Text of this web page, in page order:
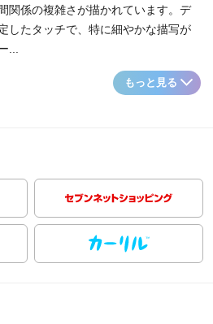
関係の複雑さが描かれています。デ
したタッチで、特に細やかな描写が
...
もっと見る